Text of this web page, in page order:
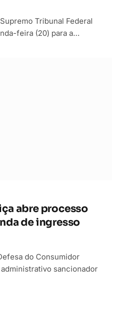
Tribunal Federal
feira (20) para a…
abre processo
de ingresso
do Consumidor
sancionador